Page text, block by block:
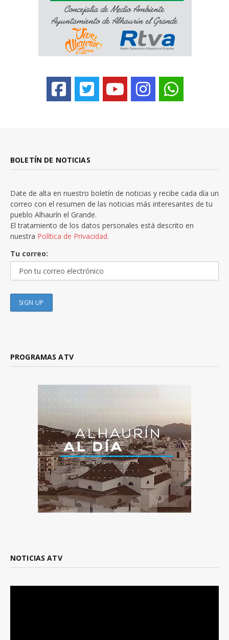
BOLETÍN DE NOTICIAS
Date de alta en nuestro boletín de noticias y recibe cada día un
correo con el resumen de las noticias más interesantes de tu
pueblo Alhaurín el Grande.
El tratamiento de los datos personales está descrito en
nuestra Política de Privacidad.
Tu correo:
PROGRAMAS ATV
NOTICIAS ATV